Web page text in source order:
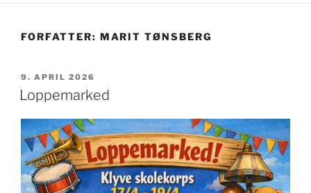
FORFATTER: MARIT TØNSBERG
PUBLISERT
9. APRIL 2026
Loppemarked